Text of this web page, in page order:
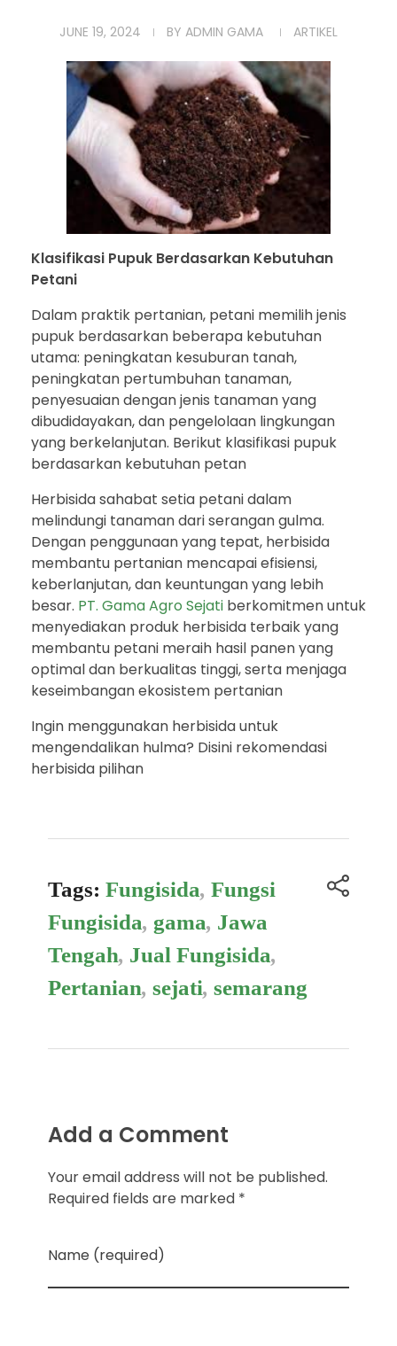
JUNE 19, 2024 BY ADMIN GAMA ARTIKEL
Klasifikasi Pupuk Berdasarkan Kebutuhan
Petani
Dalam praktik pertanian, petani memilih jenis
pupuk berdasarkan beberapa kebutuhan
utama: peningkatan kesuburan tanah,
peningkatan pertumbuhan tanaman,
penyesuaian dengan jenis tanaman yang
dibudidayakan, dan pengelolaan lingkungan
yang berkelanjutan. Berikut klasifikasi pupuk
berdasarkan kebutuhan petan
Herbisida sahabat setia petani dalam
melindungi tanaman dari serangan gulma.
Dengan penggunaan yang tepat, herbisida
membantu pertanian mencapai efisiensi,
keberlanjutan, dan keuntungan yang lebih
besar. PT. Gama Agro Sejati berkomitmen untuk
menyediakan produk herbisida terbaik yang
membantu petani meraih hasil panen yang
optimal dan berkualitas tinggi, serta menjaga
keseimbangan ekosistem pertanian
Ingin menggunakan herbisida untuk
mengendalikan hulma? Disini rekomendasi
herbisida pilihan
Tags: Fungisida, Fungsi
Fungisida, gama, Jawa
Tengah, Jual Fungisida,
Pertanian, sejati, semarang
Add a Comment
Your email address will not be published.
Required fields are marked *
Name (required)